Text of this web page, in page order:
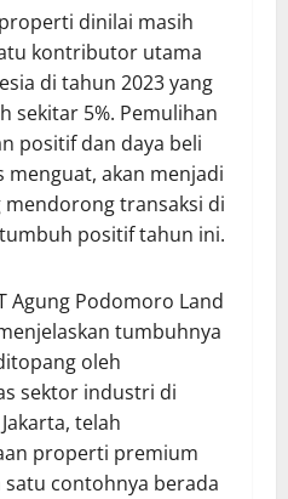
properti dinilai masih
kontributor utama
di tahun 2023 yang
sekitar 5%. Pemulihan
positif dan daya beli
menguat, akan menjadi
mendorong transaksi di
positif tahun ini.
Agung Podomoro Land
tumbuhnya
oleh
sektor industri di
telah
properti premium
satu contohnya berada